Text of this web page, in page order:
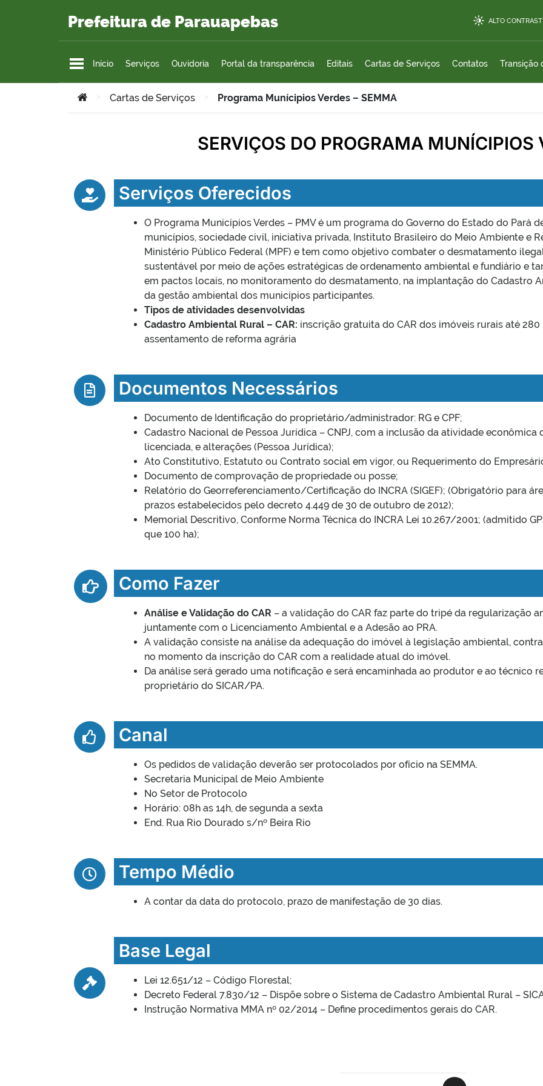
Prefeitura de Parauapebas ALTO
Início Serviços Ouvidoria Portal da transparência Editais Cartas de Serviços Contatos Transição
Você está aqui:
> Cartas de Serviços > Programa Munícipios Verdes – SEMMA
SERVIÇOS DO PROGRAMA MUNÍCIPIOS
Serviços Oferecidos
O Programa Municípios Verdes – PMV é um programa do Governo do Estado do Pará
municípios, sociedade civil, iniciativa privada, Instituto Brasileiro do Meio Ambiente e
Ministério Público Federal (MPF) e tem como objetivo combater o desmatamento
sustentável por meio de ações estratégicas de ordenamento ambiental e fundiário e
em pactos locais, no monitoramento do desmatamento, na implantação do Cadastro
da gestão ambiental dos municípios participantes.
Tipos de atividades desenvolvidas
Cadastro Ambiental Rural – CAR: inscrição gratuita do CAR dos imóveis rurais até
assentamento de reforma agrária
Documentos Necessários
Documento de Identificação do proprietário/administrador: RG e CPF;
Cadastro Nacional de Pessoa Jurídica – CNPJ, com a inclusão da atividade
licenciada, e alterações (Pessoa Jurídica);
Ato Constitutivo, Estatuto ou Contrato social em vigor, ou Requerimento do
Documento de comprovação de propriedade ou posse;
Relatório do Georreferenciamento/Certificação do INCRA (SIGEF); (Obrigatório para
prazos estabelecidos pelo decreto 4.449 de 30 de outubro de 2012);
Memorial Descritivo, Conforme Norma Técnica do INCRA Lei 10.267/2001; (admitido
que 100 ha);
Como Fazer
Análise e Validação do CAR – a validação do CAR faz parte do tripé da regularização
juntamente com o Licenciamento Ambiental e a Adesão ao PRA.
A validação consiste na análise da adequação do imóvel à legislação ambiental,
no momento da inscrição do CAR com a realidade atual do imóvel.
Da análise será gerado uma notificação e será encaminhada ao produtor e ao técnico
proprietário do SICAR/PA.
Canal
Os pedidos de validação deverão ser protocolados por ofício na SEMMA.
Secretaria Municipal de Meio Ambiente
No Setor de Protocolo
Horário: 08h as 14h, de segunda a sexta
End. Rua Rio Dourado s/nº Beira Rio
Tempo Médio
A contar da data do protocolo, prazo de manifestação de 30 dias.
Base Legal
Lei 12.651/12 – Código Florestal;
Decreto Federal 7.830/12 – Dispõe sobre o Sistema de Cadastro Ambiental Rural –
Instrução Normativa MMA nº 02/2014 – Define procedimentos gerais do CAR.